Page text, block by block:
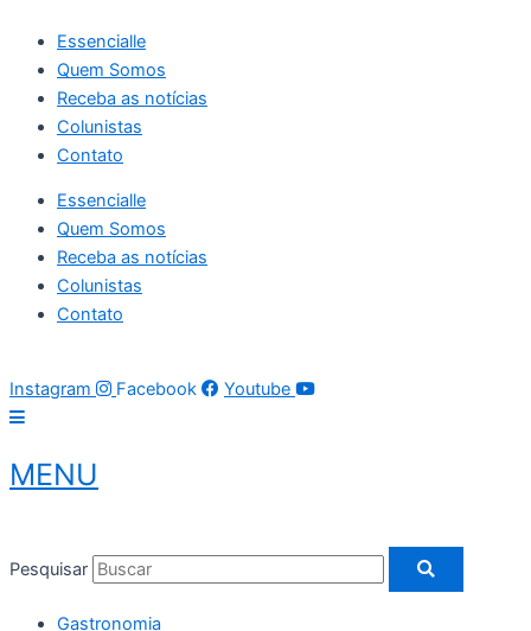
para
conteúdo
Essencialle
Quem Somos
Receba as notícias
Colunistas
Contato
Essencialle
Quem Somos
Receba as notícias
Colunistas
Contato
Instagram
Facebook Youtube
MENU
Pesquisar
Gastronomia